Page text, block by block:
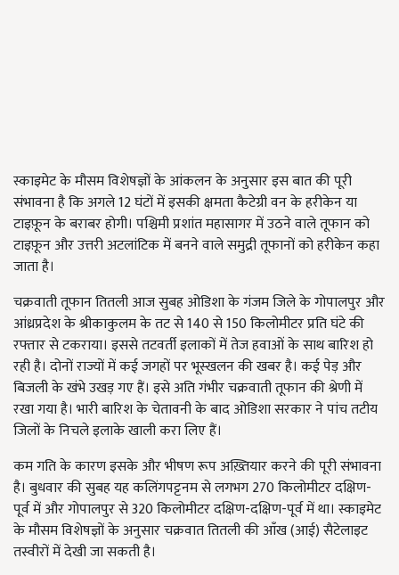
स्काइमेट के मौसम विशेषज्ञों के आंकलन के अनुसार इस बात की पूरी
संभावना है कि अगले 12 घंटों में इसकी क्षमता कैटेग्री वन के हरीकेन या
टाइफ़ून के बराबर होगी। पश्चिमी प्रशांत महासागर में उठने वाले तूफान को
टाइफ़ून और उत्तरी अटलांटिक में बनने वाले समुद्री तूफानों को हरीकेन कहा
जाता है।
चक्रवाती तूफान तितली आज सुबह ओडिशा के गंजम जिले के गोपालपुर और
आंध्रप्रदेश के श्रीकाकुलम के तट से 140 से 150 किलोमीटर प्रति घंटे की
रफ्तार से टकराया। इससे तटवर्ती इलाकों में तेज हवाओं के साथ बारिश हो
रही है। दोनों राज्यों में कई जगहों पर भूस्खलन की खबर है। कई पेड़ और
बिजली के खंभे उखड़ गए हैं। इसे अति गंभीर चक्रवाती तूफान की श्रेणी में
रखा गया है। भारी बारिश के चेतावनी के बाद ओडिशा सरकार ने पांच तटीय
जिलों के निचले इलाके खाली करा लिए हैं।
कम गति के कारण इसके और भीषण रूप अख़्तियार करने की पूरी संभावना
है। बुधवार की सुबह यह कलिंगपट्टनम से लगभग 270 किलोमीटर दक्षिण-
पूर्व में और गोपालपुर से 320 किलोमीटर दक्षिण-दक्षिण-पूर्व में था। स्काइमेट
के मौसम विशेषज्ञों के अनुसार चक्रवात तितली की आँख (आई) सैटेलाइट
तस्वीरों में देखी जा सकती है।